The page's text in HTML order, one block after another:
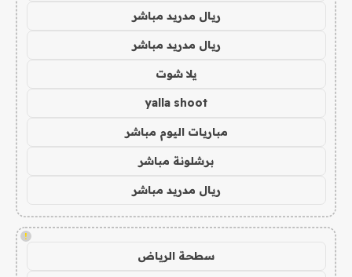
ريال مدريد مباشر
ريال مدريد مباشر
يلا شوت
yalla shoot
مباريات اليوم مباشر
برشلونة مباشر
ريال مدريد مباشر
!
سطحة الرياض